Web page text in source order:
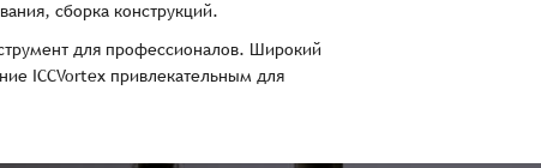
сборка конструкций.
для профессионалов. Широкий
ICCVortex привлекательным для